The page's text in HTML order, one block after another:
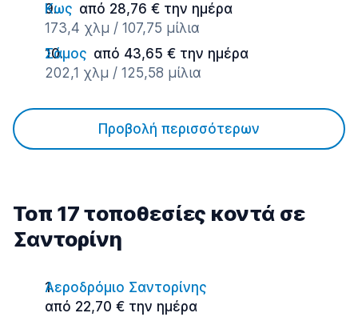
Κως από 28,76 € την ημέρα
173,4 χλμ / 107,75 μίλια
Σάμος από 43,65 € την ημέρα
202,1 χλμ / 125,58 μίλια
Προβολή περισσότερων
Τοπ 17 τοποθεσίες κοντά σε
Σαντορίνη
Αεροδρόμιο Σαντορίνης
από 22,70 € την ημέρα